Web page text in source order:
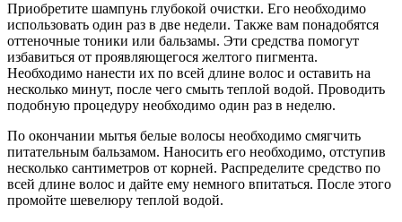
Приобретите шампунь глубокой очистки. Его необходимо
использовать один раз в две недели. Также вам понадобятся
оттеночные тоники или бальзамы. Эти средства помогут
избавиться от проявляющегося желтого пигмента.
Необходимо нанести их по всей длине волос и оставить на
несколько минут, после чего смыть теплой водой. Проводить
подобную процедуру необходимо один раз в неделю.
По окончании мытья белые волосы необходимо смягчить
питательным бальзамом. Наносить его необходимо, отступив
несколько сантиметров от корней. Распределите средство по
всей длине волос и дайте ему немного впитаться. После этого
промойте шевелюру теплой водой.